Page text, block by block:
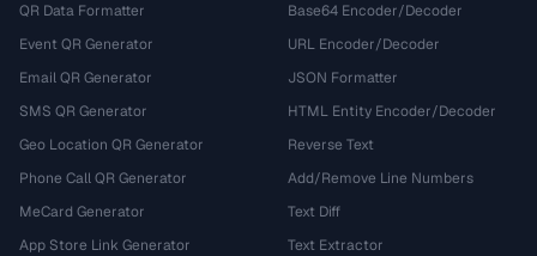
QR Data Formatter
Event QR Generator
Email QR Generator
SMS QR Generator
Geo Location QR Generator
Phone Call QR Generator
MeCard Generator
App Store Link Generator
Base64 Encoder/Decoder
URL Encoder/Decoder
JSON Formatter
HTML Entity Encoder/Decoder
Reverse Text
Add/Remove Line Numbers
Text Diff
Text Extractor